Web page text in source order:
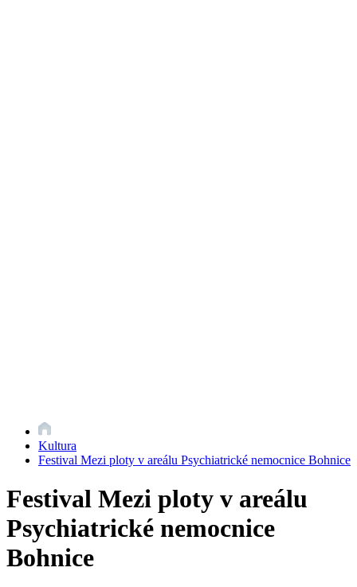
Kultura
Festival Mezi ploty v areálu Psychiatrické nemocnice Bohnice
Festival Mezi ploty v areálu
Psychiatrické nemocnice
Bohnice